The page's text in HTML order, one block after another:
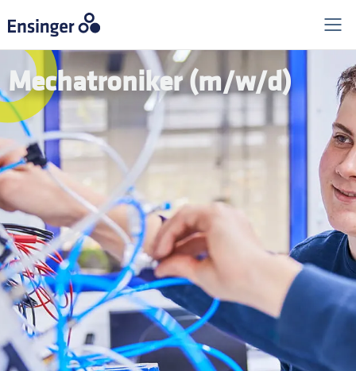
Mechatroniker (m/w/d)